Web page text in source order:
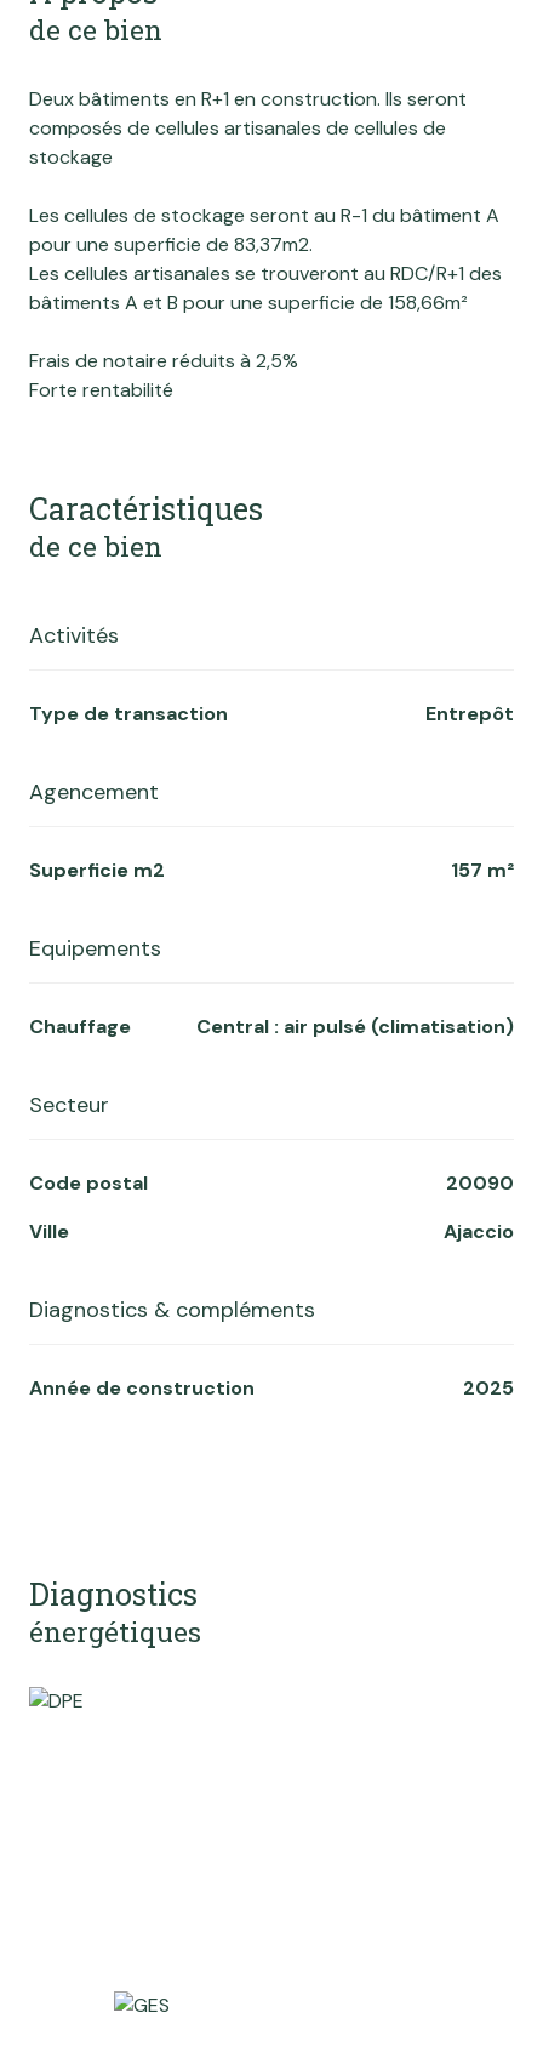
de ce bien
Deux bâtiments en R+1 en construction. Ils seront
composés de cellules artisanales de cellules de
stockage
Les cellules de stockage seront au R-1 du bâtiment A
pour une superficie de 83,37m2.
Les cellules artisanales se trouveront au RDC/R+1 des
bâtiments A et B pour une superficie de 158,66m²
Frais de notaire réduits à 2,5%
Forte rentabilité
Caractéristiques
de ce bien
Activités
Type de transaction Entrepôt
Agencement
Superficie m2 157 m²
Equipements
Chauffage central : air pulsé (climatisation)
Secteur
Code postal
20090
Ville
Ajaccio
Diagnostics & compléments
Année de construction 2025
Diagnostics
énergétiques